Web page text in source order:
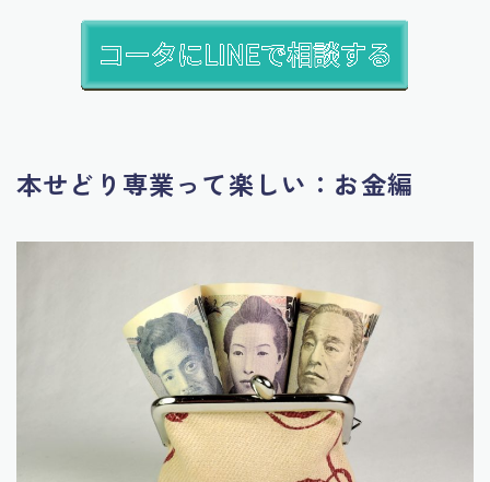
本せどり専業って楽しい：お金編